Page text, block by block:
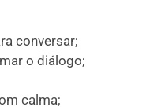
conversar;
o diálogo;
calma;